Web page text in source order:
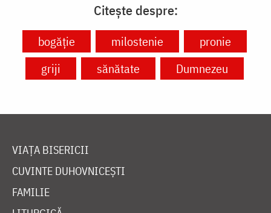
Citește despre:
bogăție milostenie
pronie
griji
sănătate Dumnezeu
VIAȚA BISERICII
CUVINTE DUHOVNICEȘTI
FAMILIE